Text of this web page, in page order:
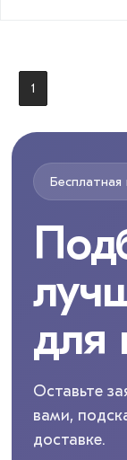
1
Бесплатная
для
Оставьте
вами,
доставке.